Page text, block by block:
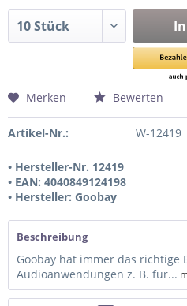
Merken Bewerten
Artikel-Nr.: W-12419
• Hersteller-Nr. 12419
• EAN: 4040849124198
• Hersteller: Goobay
Beschreibung
Goobay hat immer das richtige
Audioanwendungen z. B. für...